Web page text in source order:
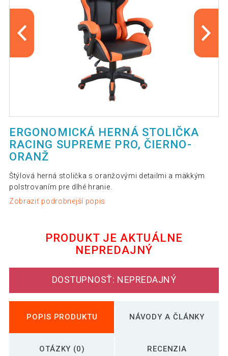
ERGONOMICKÁ HERNÁ STOLIČKA
RACING SUPREME PRO, ČIERNO-
ORANŽ
Štýlová herná stolička s oranžovými detailmi a mäkkým
polstrovaním pre dlhé hranie.
Zobraziť podrobnejší popis
PRODUKT JE AKTUÁLNE
NEPREDAJNÝ
DOSTUPNOSŤ: NEPREDAJNÝ
POPIS PRODUKTU NÁVODY A ČLÁNKY
OTÁZKY (0) RECENZIA